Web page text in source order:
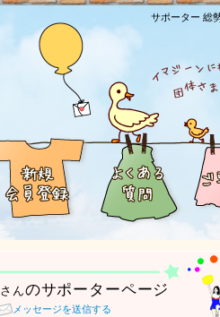
サポーター 総
さんのサポーターページ
メッセージを送信する